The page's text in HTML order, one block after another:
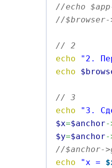
//echo
//$browser-
// 2
echo
"2.
echo
// 3
echo
"3.
$x=$anchor-
$y=$anchor-
//$anchor-
echo
"x =